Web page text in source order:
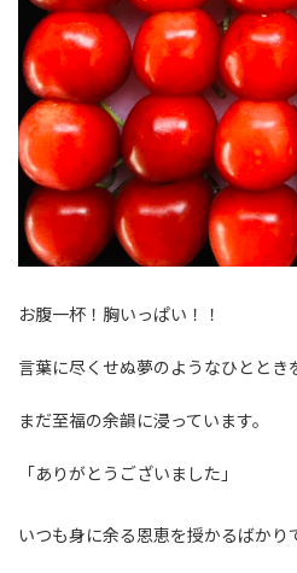
お腹一杯！胸いっぱい！！
言葉に尽くせぬ夢のようなひととき
まだ至福の余韻に浸っています。
「ありがとうございました」
いつも身に余る恩恵を授かるばかり